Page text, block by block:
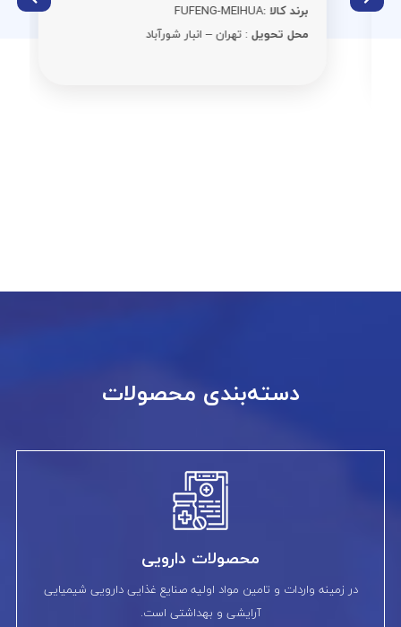
برند کالا :FUFENG-MEIHUA
محل تحویل: تهران – انبار شورآباد
دسته‌بندی محصولات
محصولات دارویی
در زمینه واردات و تامین مواد اولیه صنایع غذایی دارویی شیمیایی
آرایشی و بهداشتی است.